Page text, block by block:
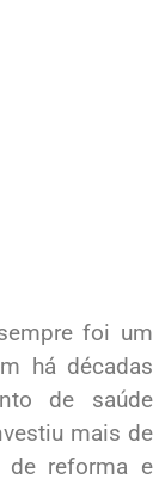
foi um
há décadas
de saúde
mais de
reforma e